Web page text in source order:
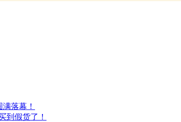
落幕！
到假货了！